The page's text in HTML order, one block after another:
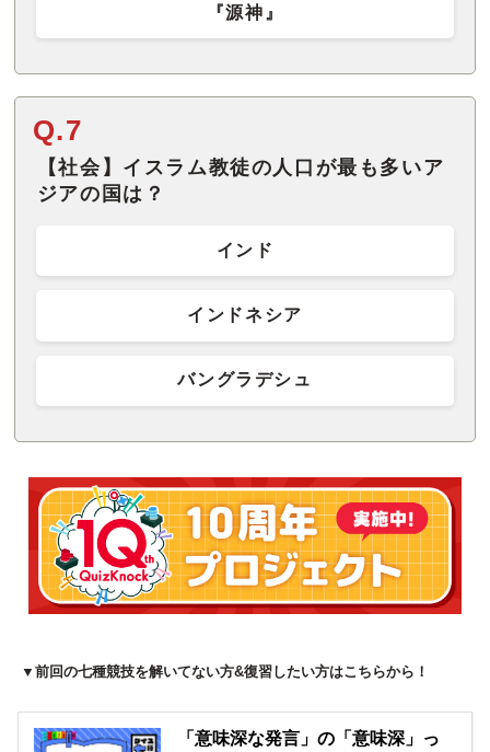
『源神』
Q.7
【社会】イスラム教徒の人口が最も多いア
ジアの国は？
インド
インドネシア
バングラデシュ
▼前回の七種競技を解いてない方&復習したい方はこちらから！
「意味深な発言」の「意味深」っ